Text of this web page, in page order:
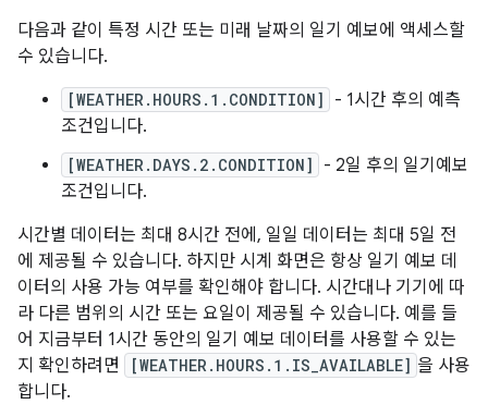
다음과 같이 특정 시간 또는 미래 날짜의 일기 예보에 액세스할
수 있습니다.
[WEATHER.HOURS.1.CONDITION]
- 1시간 후의 예측
조건입니다.
[WEATHER.DAYS.2.CONDITION]
- 2일 후의 일기예보
조건입니다.
시간별 데이터는 최대 8시간 전에, 일일 데이터는 최대 5일 전
에 제공될 수 있습니다. 하지만 시계 화면은 항상 일기 예보 데
이터의 사용 가능 여부를 확인해야 합니다. 시간대나 기기에 따
라 다른 범위의 시간 또는 요일이 제공될 수 있습니다. 예를 들
어 지금부터 1시간 동안의 일기 예보 데이터를 사용할 수 있는
지 확인하려면
[WEATHER.HOURS.1.IS_AVAILABLE] 을 사용
합니다.